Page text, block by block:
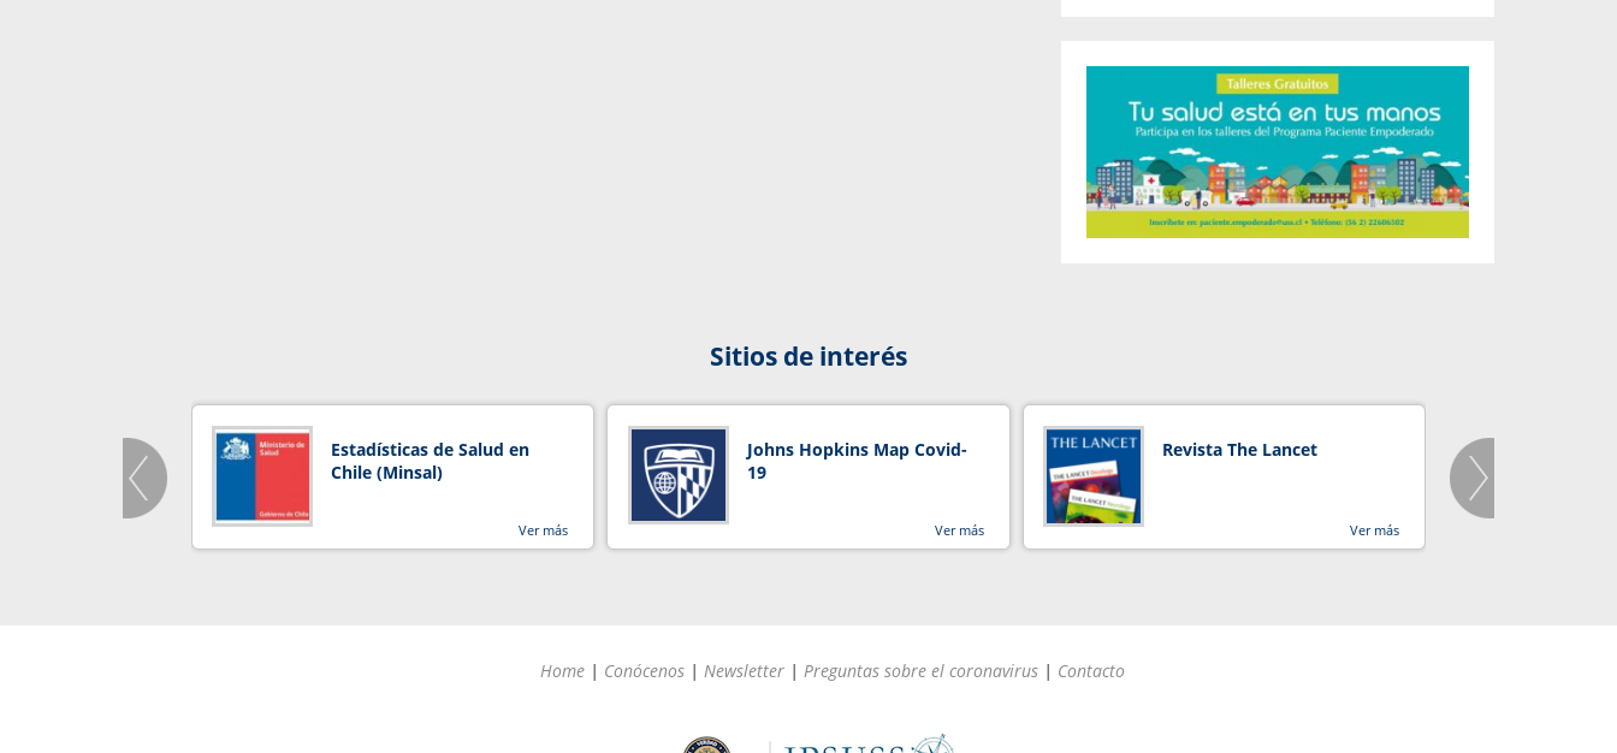
Sitios de interés
Estadísticas de Salud en
Chile (Minsal)
Ver más
Johns Hopkins Map Covid-
19
Ver más
Revista The Lancet
Ver más
Home | Conócenos | Newsletter | Preguntas sobre el coronavirus | Contacto